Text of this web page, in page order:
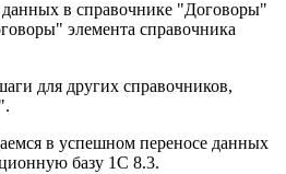
в справочнике "Договоры"
элемента справочника
для других справочников,
в успешном переносе данных
базу 1С 8.3.